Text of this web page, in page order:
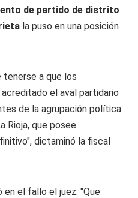
de partido de distrito
la puso en una posición
tenerse a que los
el aval partidario
de la agrupación política
Rioja, que posee
dictaminó la fiscal
el fallo el juez: "Que